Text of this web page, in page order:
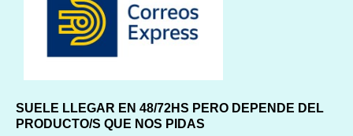
SUELE LLEGAR EN 48/72HS PERO DEPENDE DEL
PRODUCTO/S QUE NOS PIDAS